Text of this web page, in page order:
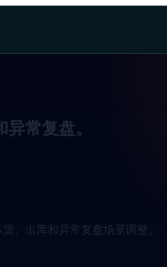
常复盘。
、出库和异常复盘场景调整。